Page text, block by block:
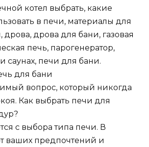
котел выбрать, какие
в печи, материалы для
дрова для бани, газовая
печь, парогенератор,
саунах, печи для бани.
для бани
вопрос, который никогда
Как выбрать печи для
с выбора типа печи. В
ваших предпочтений и